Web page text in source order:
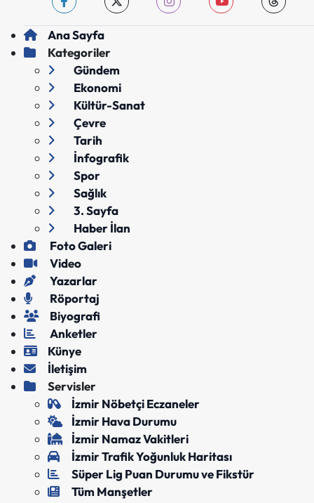
Ana Sayfa
Kategoriler
Gündem
Ekonomi
Kültür-Sanat
Çevre
Tarih
İnfografik
Spor
Sağlık
3. Sayfa
Haber İlan
Foto Galeri
Video
Yazarlar
Röportaj
Biyografi
Anketler
Künye
İletişim
Servisler
İzmir Nöbetçi Eczaneler
İzmir Hava Durumu
İzmir Namaz Vakitleri
İzmir Trafik Yoğunluk Haritası
Süper Lig Puan Durumu ve Fikstür
Tüm Manşetler